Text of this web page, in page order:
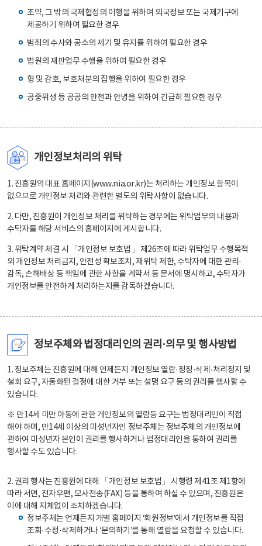
조약, 그 밖의 국제협정의 이행을 위하여 외국정보 또는 국제기구에
제공하기 위하여 필요한 경우
범죄의 수사와 공소의 제기 및 유지를 위하여 필요한 경우
법원의 재판업무 수행을 위하여 필요한 경우
형 및 감호, 보호처분의 집행을 위하여 필요한 경우
공중위생 등 공공의 안전과 안녕을 위하여 긴급히 필요한 경우
개인정보처리의 위탁
1. 진흥원의 대표 홈페이지(www.nia.or.kr)는 처리하는 개인정보 항목이
없으므로 개인정보 처리와 관련한 별도의 위탁사항이 없습니다.
2. 다만, 진흥원이 개인정보 처리를 위탁하는 경우에는 위탁업무의 내용과
수탁자를 해당 서비스의 홈페이지에 게시합니다.
3. 위탁계약 체결 시 「개인정보 보호법」 제26조에 따라 위탁업무 수행목적
외 개인정보 처리금지, 안전성 확보조치, 재위탁 제한, 수탁자에 대한 관리·
감독, 손해배상 등 책임에 관한 사항을 계약서 등 문서에 명시하고, 수탁자가
개인정보를 안전하게 처리하는지를 감독하겠습니다.
정보주체와 법정대리인의 권리·의무 및 행사방법
1. 정보주체는 진흥원에 대해 언제든지 개인정보 열람·정정·삭제·처리정지 및
철회 요구, 자동화된 결정에 대한 거부 또는 설명 요구 등의 권리를 행사할 수
있습니다.
※ 만14세 미만 아동에 관한 개인정보의 열람등 요구는 법정대리인이 직접
해야 하며, 만14세 이상의 미성년자인 정보주체는 정보주체의 개인정보에
관하여 미성년자 본인이 권리를 행사하거나 법정대리인을 통하여 권리를
행사할 수도 있습니다.
2. 권리 행사는 진흥원에 대해 「개인정보 보호법」 시행령 제41조 제1항에
따라 서면, 전자우편, 모사전송(FAX) 등을 통하여 하실 수 있으며, 진흥원은
이에 대해 지체없이 조치하겠습니다.
정보주체는 언제든지 개별 홈페이지 ‘회원정보’에서 개인정보를 직접
조회·수정·삭제하거나 ‘문의하기’를 통해 열람을 요청할 수 있습니다.